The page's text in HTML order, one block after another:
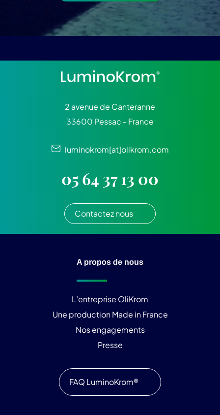
2 avenue de Canteranne
33600 Pessac - France
luminokrom[at]olikrom.com
05 64 37 13 00
Contactez nous
A propos de nous
L’entreprise OliKrom
Une production Made in France
Nos engagements
Presse
FAQ LuminoKrom®